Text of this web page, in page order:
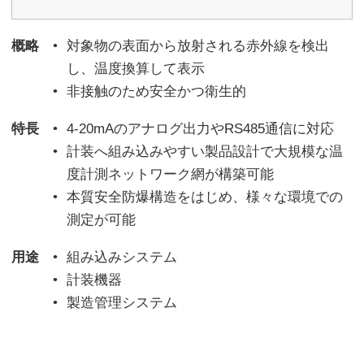
概略
対象物の表面から放射される赤外線を検出
し、温度換算して表示
非接触のため安全かつ衛生的
特長
4-20mAのアナログ出力やRS485通信に対応
計装へ組み込みやすい製品設計で大規模な温
度計測ネットワーク網が構築可能
本質安全防爆構造をはじめ、様々な環境での
測定が可能
用途
組み込みシステム
計装機器
製造管理システム